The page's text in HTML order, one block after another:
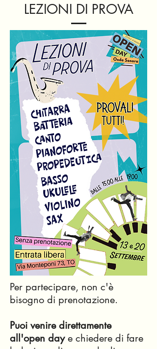
LEZIONI DI PROVA
Per partecipare, non c'è
bisogno di prenotazione.
Puoi venire direttamente
all'open daye chiedere di fare